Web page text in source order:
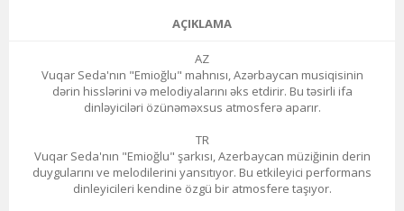
AÇIKLAMA
AZ
Vuqar Seda'nın "Emioğlu" mahnısı, Azərbaycan musiqisinin
dərin hisslərini və melodiyalarını əks etdirir. Bu təsirli ifa
dinləyiciləri özünəməxsus atmosferə aparır.
TR
Vuqar Seda'nın "Emioğlu" şarkısı, Azerbaycan müziğinin derin
duygularını ve melodilerini yansıtıyor. Bu etkileyici performans
dinleyicileri kendine özgü bir atmosfere taşıyor.